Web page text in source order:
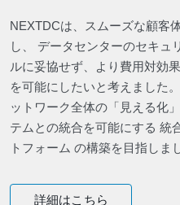
NEXTDCは、スムーズな顧客
し、 データセンターのセキュ
ルに妥協せず、より費用対効
を可能にしたいと考えました
ットワーク全体の「見える化
テムとの統合を可能にする 統
トフォーム の構築を目指しま
詳細はこちら